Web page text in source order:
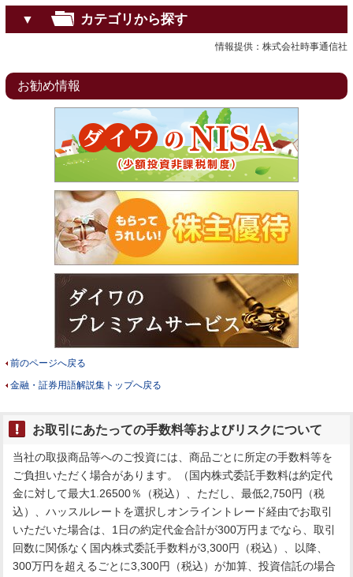
▼ カテゴリから探す
情報提供：株式会社時事通信社
お勧め情報
前のページへ戻る
金融・証券用語解説集トップへ戻る
お取引にあたっての手数料等およびリスクについて
当社の取扱商品等へのご投資には、商品ごとに所定の手数料等を
ご負担いただく場合があります。（国内株式委託手数料は約定代
金に対して最大1.26500％（税込）、ただし、最低2,750円（税
込）、ハッスルレートを選択しオンライントレード経由でお取引
いただいた場合は、1日の約定代金合計が300万円までなら、取引
回数に関係なく国内株式委託手数料が3,300円（税込）、以降、
300万円を超えるごとに3,300円（税込）が加算、投資信託の場合